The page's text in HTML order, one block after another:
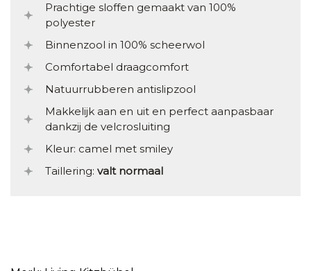
Prachtige sloffen gemaakt van 100%
polyester
Binnenzool in 100% scheerwol
Comfortabel draagcomfort
Natuurrubberen antislipzool
Makkelijk aan en uit en perfect aanpasbaar
dankzij de velcrosluiting
Kleur: camel met smiley
Taillering: valt normaal